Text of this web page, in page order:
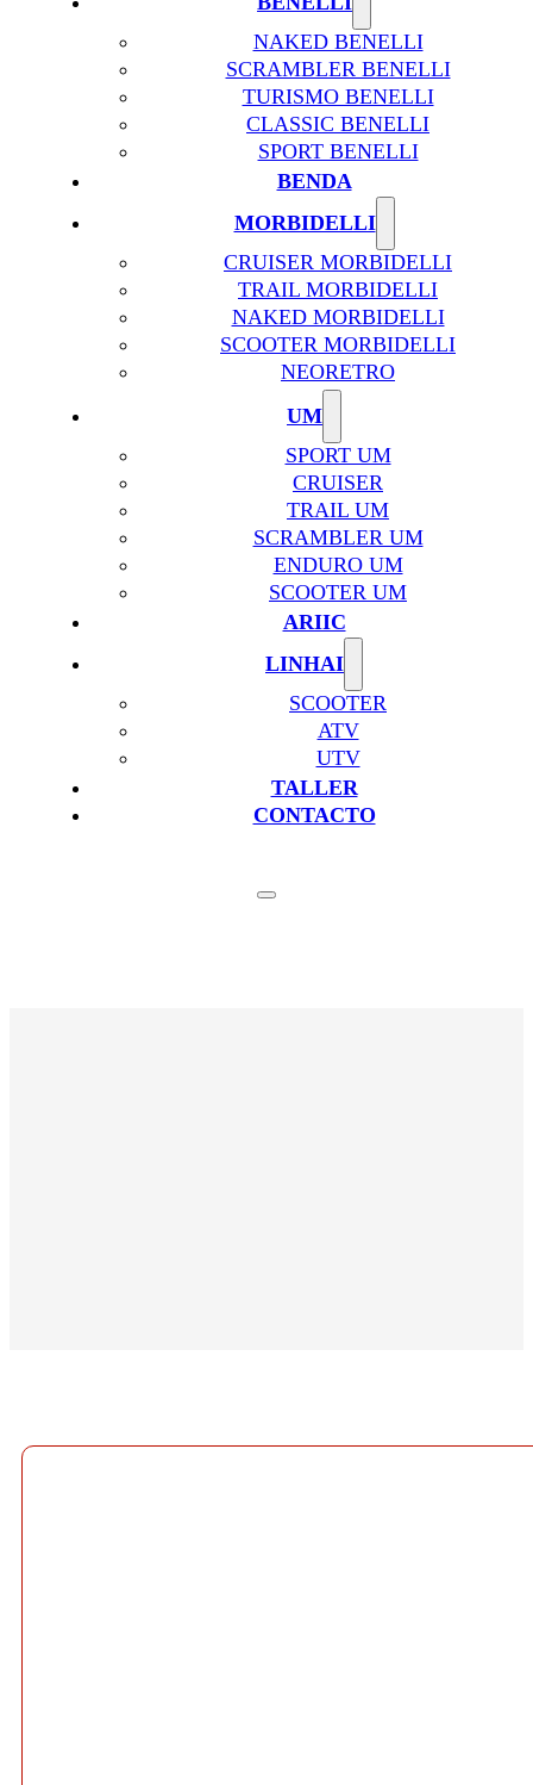
NAKED BENELLI
SCRAMBLER BENELLI
TURISMO BENELLI
CLASSIC BENELLI
SPORT BENELLI
BENDA
MORBIDELLI
CRUISER MORBIDELLI
TRAIL MORBIDELLI
NAKED MORBIDELLI
SCOOTER MORBIDELLI
NEORETRO
UM
SPORT UM
CRUISER
TRAIL UM
SCRAMBLER UM
ENDURO UM
SCOOTER UM
ARIIC
LINHAI
SCOOTER
ATV
UTV
TALLER
CONTACTO